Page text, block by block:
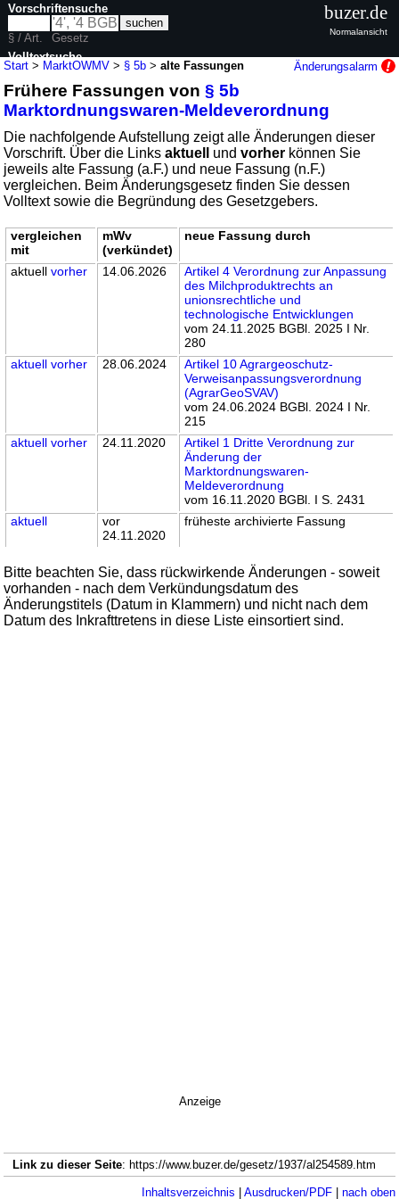
Start > MarktOWMV > § 5b >alte Fassungen Änderungsalarm
Frühere Fassungen von§ 5b
Marktordnungswaren-Meldeverordnung
Die nachfolgende Aufstellung zeigt alle Änderungen dieser
Vorschrift. Über die Linksaktuell undvorher können Sie
jeweils alte Fassung (a.F.) und neue Fassung (n.F.)
vergleichen. Beim Änderungsgesetz finden Sie dessen
Volltext sowie die Begründung des Gesetzgebers.
vergleichen
mit
mWv
(verkündet)
neue Fassung durch
aktuellvorher 14.06.2026
Artikel 4 Verordnung zur Anpassung
des Milchproduktrechts an
unionsrechtliche und
technologische Entwicklungen
vom 24.11.2025 BGBl. 2025 I Nr.
280
aktuell vorher 28.06.2024
Artikel 10 Agrargeoschutz-
Verweisanpassungsverordnung
(AgrarGeoSVAV)
vom 24.06.2024 BGBl. 2024 I Nr.
215
aktuell vorher 24.11.2020
Artikel 1 Dritte Verordnung zur
Änderung der
Marktordnungswaren-
Meldeverordnung
vom 16.11.2020 BGBl. I S. 2431
aktuell
vor
24.11.2020
früheste archivierte Fassung
Bitte beachten Sie, dass rückwirkende Änderungen - soweit
vorhanden - nach dem Verkündungsdatum des
Änderungstitels (Datum in Klammern) und nicht nach dem
Datum des Inkrafttretens in diese Liste einsortiert sind.
Vorschriftensuche
§ / Art.
Gesetz
Volltextsuche
nur in MarktOWMV
buzer.de
Normalansicht
Anzeige
Link zu dieser Seite: https://www.buzer.de/gesetz/1937/al254589.htm
Inhaltsverzeichnis | Ausdrucken/PDF| nach oben